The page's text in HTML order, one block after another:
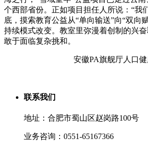
个西部省份。正如项目担任人所说：“我
底，摸索教育公益从“单向输送”向“双向
持续模式改变。教室里弥漫着创制的兴
敢于面临复杂挑和。
安徽PA旗舰厅人口
联系我们
地址：合肥市蜀山区赵岗路100号
业务咨询：0551-65167366